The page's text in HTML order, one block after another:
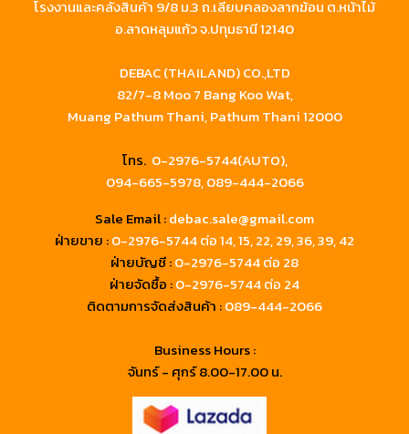
โรงงานและคลังสินค้า 9/8 ม.3 ถ.เลียบคลองลากฆ้อน ต.หน้าไม้
อ.ลาดหลุมแก้ว จ.ปทุมธานี 12140
DEBAC (THAILAND) CO.,LTD
82/7-8 Moo 7 Bang Koo Wat,
Muang Pathum Thani, Pathum Thani 12000
โทร. 0-2976-5744(AUTO),
094-665-5978,089-444-2066
Sale Email :debac.sale@gmail.com
ฝ่ายขาย :0-2976-5744ต่อ 14, 15, 22, 29, 36, 39, 42
ฝ่ายบัญชี :0-2976-5744 ต่อ 28
ฝ่ายจัดซื้อ :0-2976-5744 ต่อ 24
ติดตามการจัดส่งสินค้า :089-444-2066
Business Hours :
จันทร์ - ศุกร์ 8.00-17.00 น.